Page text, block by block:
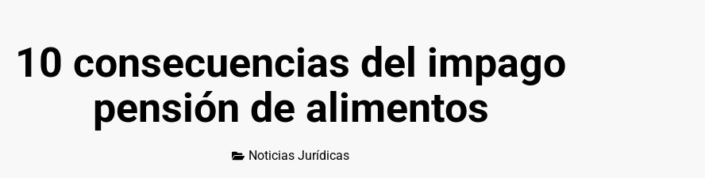
10 consecuencias del impago
pensión de alimentos
Noticias Jurídicas